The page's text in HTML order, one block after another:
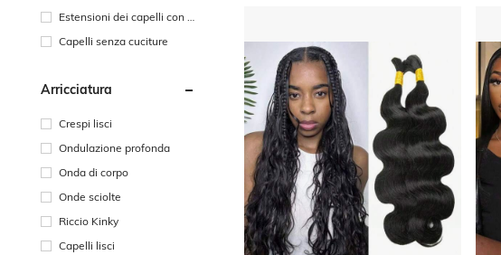
Estensioni dei capelli con cl
Capelli senza cuciture
Arricciatura
Crespi lisci
Ondulazione profonda
Onda di corpo
Onde sciolte
Riccio Kinky
Capelli lisci